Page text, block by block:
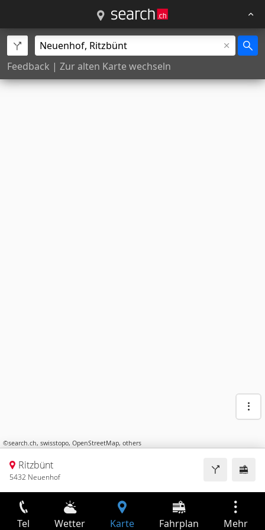
Feedback | Zur alten Karte wechseln
©search.ch, swisstopo, OpenStreetMap, others
Ritzbünt
5432 Neuenhof
Tel Wetter Karte Fahrplan Mehr